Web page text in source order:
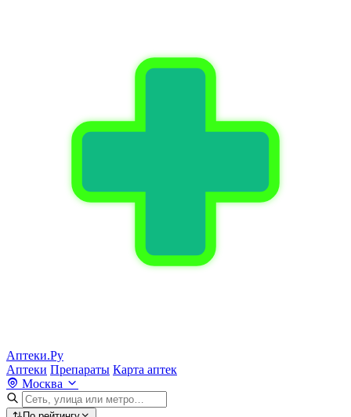
Аптеки.Ру
Аптеки Препараты Карта аптек
Москва